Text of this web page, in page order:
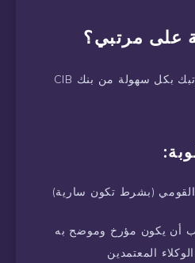
على مرتبي؟
تقدر تجيب عربية على مرتبك بكل سهولة من بنك CIB
(بشرط تكون سارية)
أن يكون مؤرخ وموضح به
المعتمدين